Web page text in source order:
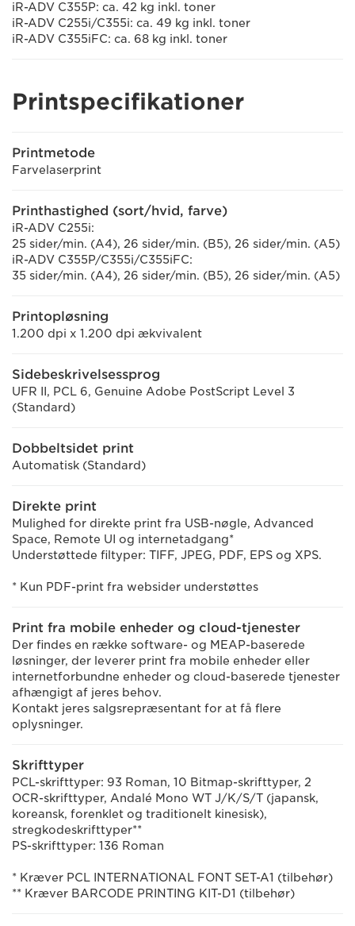
iR-ADV C355P: ca. 42 kg inkl. toner
iR-ADV C255i/C355i: ca. 49 kg inkl. toner
iR-ADV C355iFC: ca. 68 kg inkl. toner
Printspecifikationer
Printmetode
Farvelaserprint
Printhastighed (sort/hvid, farve)
iR-ADV C255i:
25 sider/min. (A4), 26 sider/min. (B5), 26 sider/min. (A5)
iR-ADV C355P/C355i/C355iFC:
35 sider/min. (A4), 26 sider/min. (B5), 26 sider/min. (A5)
Printopløsning
1.200 dpi x 1.200 dpi ækvivalent
Sidebeskrivelsessprog
UFR II, PCL 6, Genuine Adobe PostScript Level 3
(Standard)
Dobbeltsidet print
Automatisk (Standard)
Direkte print
Mulighed for direkte print fra USB-nøgle, Advanced
Space, Remote UI og internetadgang*
Understøttede filtyper: TIFF, JPEG, PDF, EPS og XPS.
* Kun PDF-print fra websider understøttes
Print fra mobile enheder og cloud-tjenester
Der findes en række software- og MEAP-baserede
løsninger, der leverer print fra mobile enheder eller
internetforbundne enheder og cloud-baserede tjenester
afhængigt af jeres behov.
Kontakt jeres salgsrepræsentant for at få flere
oplysninger.
Skrifttyper
PCL-skrifttyper: 93 Roman, 10 Bitmap-skrifttyper, 2
OCR-skrifttyper, Andalé Mono WT J/K/S/T (japansk,
koreansk, forenklet og traditionelt kinesisk),
stregkodeskrifttyper**
PS-skrifttyper: 136 Roman
* Kræver PCL INTERNATIONAL FONT SET-A1 (tilbehør)
** Kræver BARCODE PRINTING KIT-D1 (tilbehør)